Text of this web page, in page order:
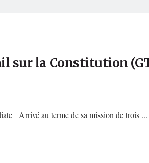
sur la Constitution
Arrivé au terme de sa mission de trois ...